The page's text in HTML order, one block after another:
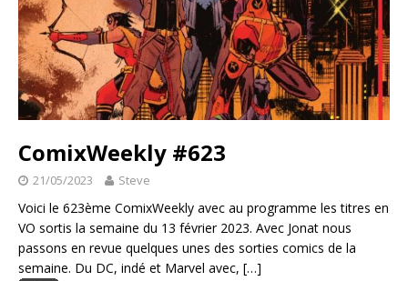
ComixWeekly #623
21/05/2023 Steve
Voici le 623ème ComixWeekly avec au programme les titres en
VO sortis la semaine du 13 février 2023. Avec Jonat nous
passons en revue quelques unes des sorties comics de la
semaine. Du DC, indé et Marvel avec, […]